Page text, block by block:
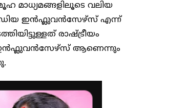
വലിയ
ഇൻഫ്ലുവൻസേഴ്സ് എന്ന്
രാഷ്ട്രീയം
ഇൻഫ്ലുവൻസേഴ്സ് ആണെന്നും